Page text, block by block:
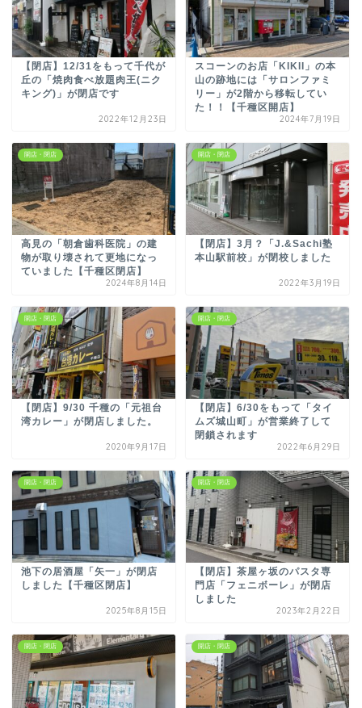
【閉店】12/31をもって千代が
丘の「焼肉食べ放題肉王(ニク
キング)」が閉店です
2022年12月23日
スコーンのお店「KIKII」の本
山の跡地には「サロンファミ
リー」が2階から移転してい
た！！【千種区開店】
2024年7月19日
開店・閉店
高見の「朝倉歯科医院」の建
物が取り壊されて更地になっ
ていました【千種区閉店】
2024年8月14日
開店・閉店
【閉店】3月？「J.&Sachi塾
本山駅前校」が閉校しました
2022年3月19日
開店・閉店
【閉店】9/30 千種の「元祖台
湾カレー」が閉店しました。
2020年9月17日
開店・閉店
【閉店】6/30をもって「タイ
ムズ城山町」が営業終了して
閉鎖されます
2022年6月29日
開店・閉店
池下の居酒屋「矢一」が閉店
しました【千種区閉店】
2025年8月15日
開店・閉店
【閉店】茶屋ヶ坂のパスタ専
門店「フェニボーレ」が閉店
しました
2023年2月22日
開店・閉店 開店・閉店